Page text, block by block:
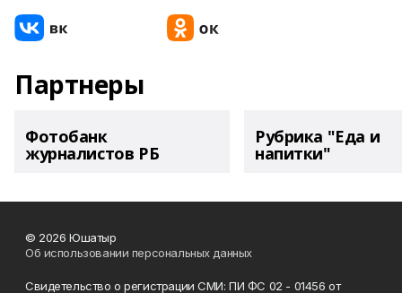
Партнеры
Фотобанк
журналистов РБ
Рубрика "Еда и
напитки"
© 2026 Юшатыр
Об использовании персональных данных
Свидетельство о регистрации СМИ: ПИ ФС 02 - 01456 от